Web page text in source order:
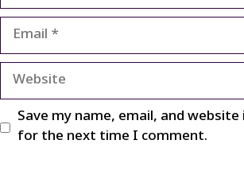
Email
Website
Save my name, email, and
for the next time I comment.